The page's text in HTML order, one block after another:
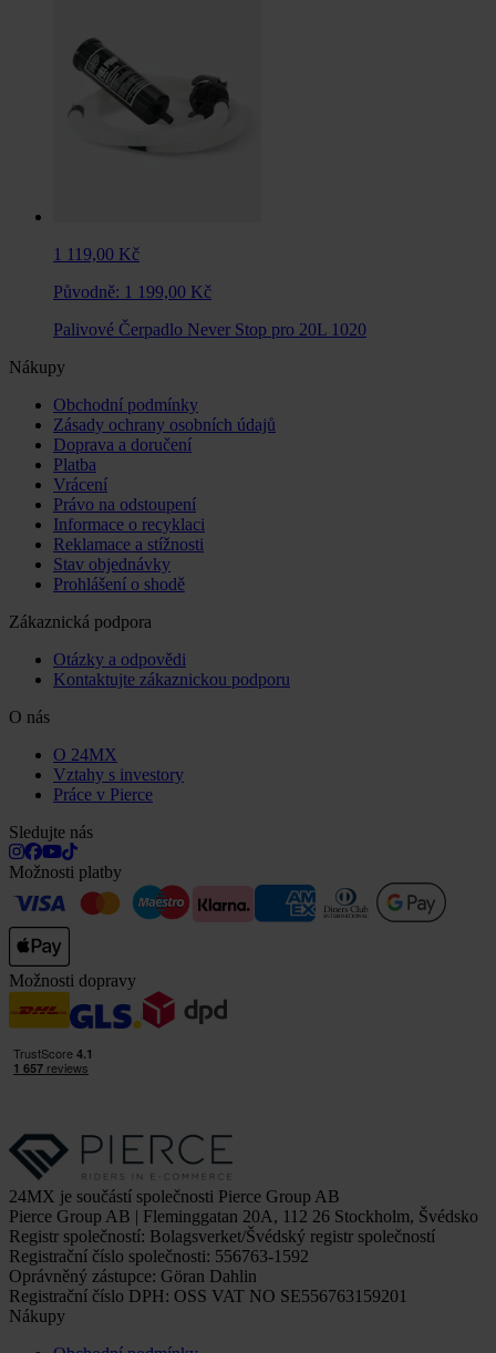
1 119,00 Kč
Původně: 1 199,00 Kč
Palivové Čerpadlo Never Stop pro 20L 1020
Nákupy
Obchodní podmínky
Zásady ochrany osobních údajů
Doprava a doručení
Platba
Vrácení
Právo na odstoupení
Informace o recyklaci
Reklamace a stížnosti
Stav objednávky
Prohlášení o shodě
Zákaznická podpora
Otázky a odpovědi
Kontaktujte zákaznickou podporu
O nás
O 24MX
Vztahy s investory
Práce v Pierce
Sledujte nás
Možnosti platby
Možnosti dopravy
24MX je součástí společnosti Pierce Group AB
Pierce Group AB | Fleminggatan 20A, 112 26 Stockholm, Švédsko
Registr společností: Bolagsverket/Švédský registr společností
Registrační číslo společnosti: 556763-1592
Oprávněný zástupce: Göran Dahlin
Registrační číslo DPH: OSS VAT NO SE556763159201
Nákupy